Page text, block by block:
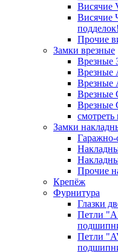
Висячие
Висячие
Прочие
Замки врезные
Врезные
Врезные
Врезные
Врезные
Врезные
смотреть
Замки
Гаражно-
Прочие
Крепёж
Фурнитура
Глазки
Петли
Петли